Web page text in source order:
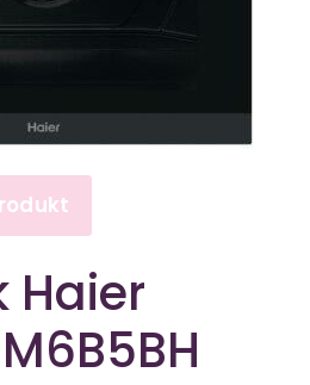
Haier